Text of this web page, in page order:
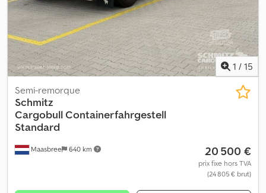
1 / 15
Maasbree 640 km
Semi-remorque
Schmitz
CargobullContainerfahrgestell
Standard
20 500 €
prix fixe hors TVA
(24 805 € brut)